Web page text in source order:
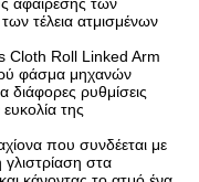
τέλεια ατμισμένων
Cloth Roll Linked Arm
φάσμα μηχανών
διάφορες ρυθμίσεις
της
που συνδέεται με
στα